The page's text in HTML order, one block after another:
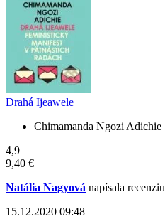
Drahá Ijeawele
Chimamanda Ngozi Adichie
4,9
9,40 €
Natália Nagyová napísala recenziu
15.12.2020 09:48